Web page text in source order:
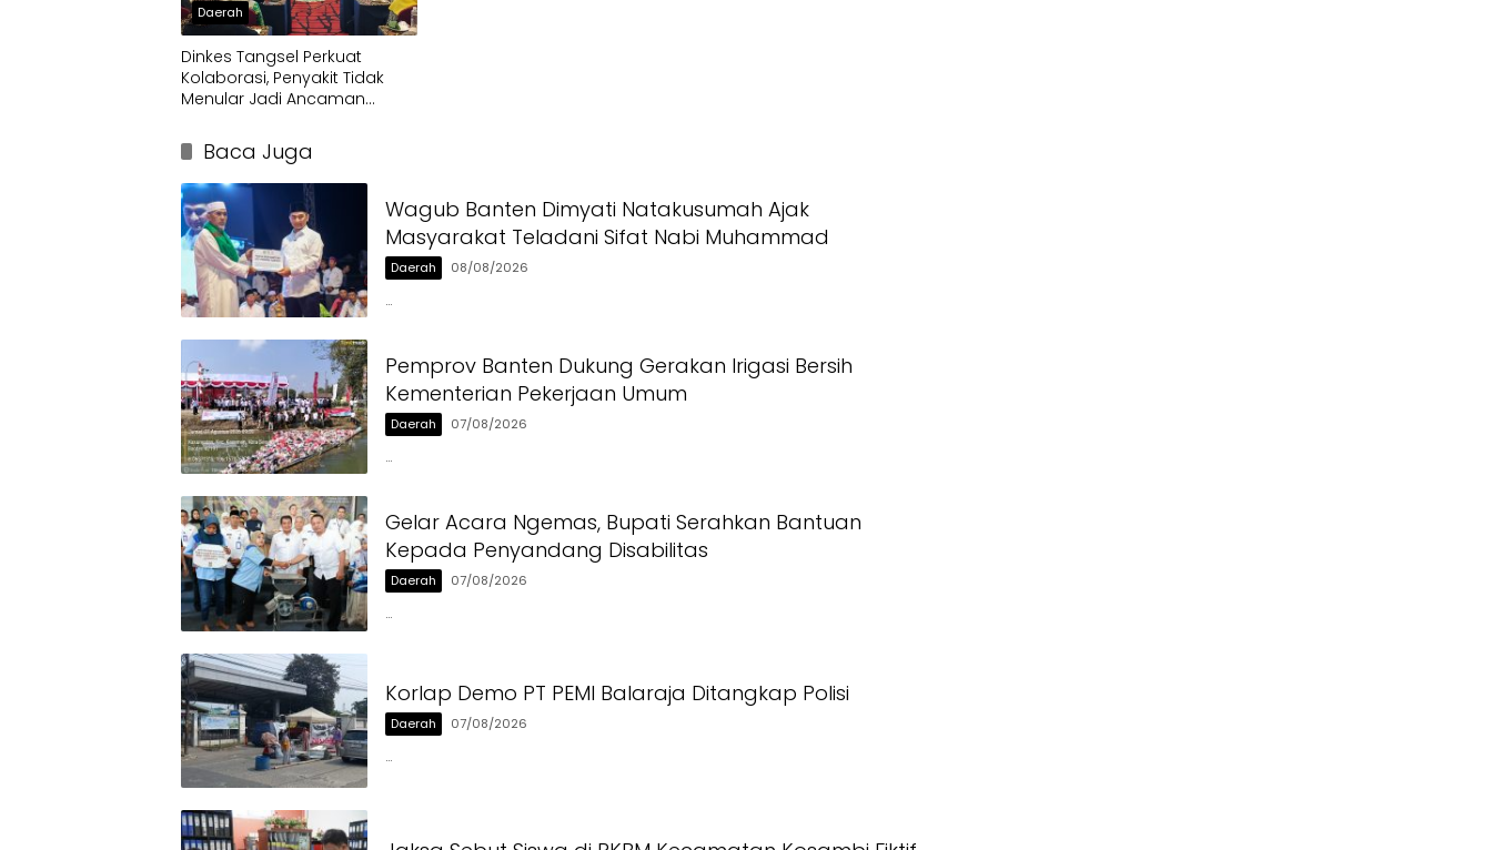
Daerah
Dinkes Tangsel Perkuat
Kolaborasi, Penyakit Tidak
Menular Jadi Ancaman
Baca Juga
Wagub Banten Dimyati Natakusumah Ajak
Masyarakat Teladani Sifat Nabi Muhammad
Daerah 08/08/2026
…
Pemprov Banten Dukung Gerakan Irigasi Bersih
Kementerian Pekerjaan Umum
Daerah 07/08/2026
…
Gelar Acara Ngemas, Bupati Serahkan Bantuan
Kepada Penyandang Disabilitas
Daerah 07/08/2026
…
Korlap Demo PT PEMI Balaraja Ditangkap Polisi
Daerah 07/08/2026
…